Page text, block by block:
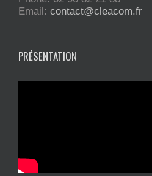
Email: contact@cleacom.fr
PRÉSENTATION